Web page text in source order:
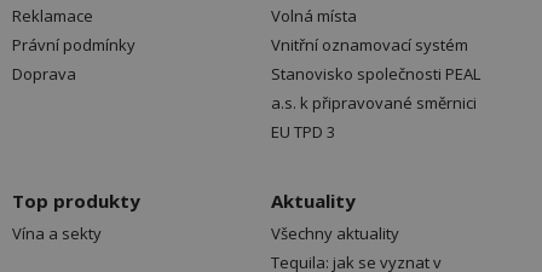
Reklamace
Právní podmínky
Doprava
Volná místa
Vnitřní oznamovací systém
Stanovisko společnosti PEAL
a.s. k připravované směrnici
EU TPD 3
Top produkty
Vína a sekty
Aktuality
Všechny aktuality
Tequila: jak se vyznat v